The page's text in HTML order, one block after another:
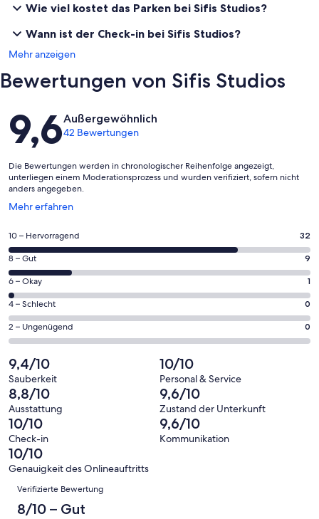
Wie viel kostet das Parken bei Sifis Studios?
Wann ist der Check-in bei Sifis Studios?
Mehr anzeigen
Bewertungen von Sifis Studios
Bewertungen
9,6Außergewöhnlich
42 Bewertungen
Die Bewertungen werden in chronologischer Reihenfolge angezeigt,
unterliegen einem Moderationsprozess und wurden verifiziert, sofern nicht
anders angegeben.
Mehr erfahren
Wird
einem
neuen
Fenster
geöffnet
32
von
insgesamt
42
Gästebewertungen
haben
eine
Bewertung
von
10
-
Hervorragend
10 – Hervorragend 32
9
von
insgesamt
42
Gästebewertungen
haben
Bewertung
von
8
-
Gut
8 – Gut 9
1
von
insgesamt
42
Gästebewertungen
haben
eine
Bewertung
von
6
-
Okay
6 – Okay 1
0
von
insgesamt
Gästebewertungen
haben
eine
Bewertung
von
4
-
Schlecht
4 – Schlecht 0
0
von
insgesamt
42
Gästebewertungen
haben
eine
Bewertung
von
2
Ungenügend
2 – Ungenügend 0
9,4/10
Sauberkeit
10/10
Personal & Service
8,8/10
Ausstattung
9,6/10
Zustand der Unterkunft
10/10
Check-in
9,6/10
Kommunikation
10/10
Genauigkeit des Onlineauftritts
Bewertungen
Verifizierte Bewertung
8/10 – Gut